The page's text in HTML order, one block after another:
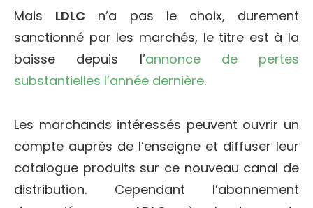
Mais LDLC n’a pas le choix, durement
sanctionné par les marchés, le titre est à la
baisse depuis l’annonce de pertes
substantielles l’année dernière.
Les marchands intéressés peuvent ouvrir un
compte auprès de l’enseigne et diffuser leur
catalogue produits sur ce nouveau canal de
distribution. Cependant l’abonnement